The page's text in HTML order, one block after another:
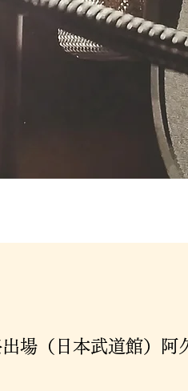
（日本武道館）阿